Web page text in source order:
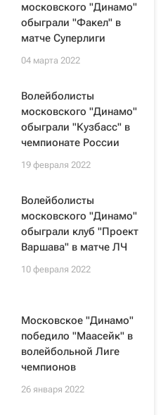
московского "Динамо"
обыграли "Факел" в
матче Суперлиги
04 марта 2022
Волейболисты
московского "Динамо"
обыграли "Кузбасс" в
чемпионате России
19 февраля 2022
Волейболисты
московского "Динамо"
обыграли клуб "Проект
Варшава" в матче ЛЧ
10 февраля 2022
Московское "Динамо"
победило "Маасейк" в
волейбольной Лиге
чемпионов
26 января 2022